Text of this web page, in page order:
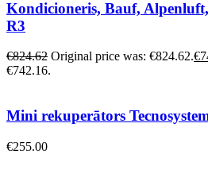
Kondicioneris, Bauf,
R3
€824.62 Original price was: €824.62.€
€742.16.
Mini rekuperātors
€255.00